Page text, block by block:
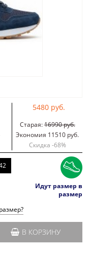
5480 руб.
Старая:16990 руб.
Экономия 11510 руб.
Скидка -68%
Идут размер в
размер
В КОРЗИНУ